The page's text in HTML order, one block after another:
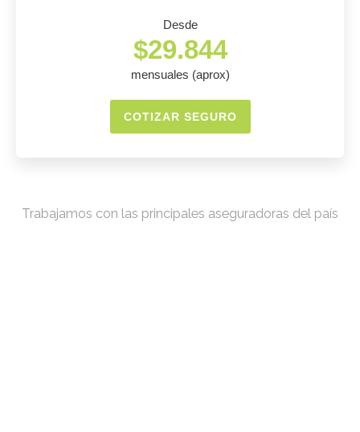
Desde
$29.844
mensuales (aprox)
COTIZAR SEGURO
Trabajamos con las principales aseguradoras del país